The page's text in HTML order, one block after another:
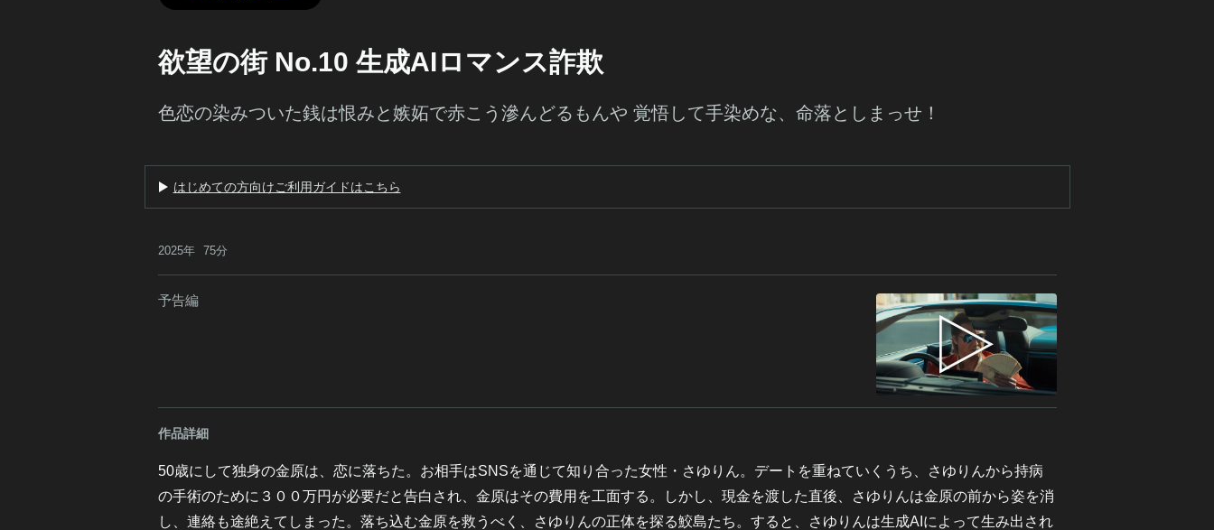
欲望の街 No.10 生成AIロマンス詐欺
色恋の染みついた銭は恨みと嫉妬で赤こう滲んどるもんや 覚悟して手染めな、命落としまっせ！
はじめての方向けご利用ガイドはこちら
2025年 75分
予告編
作品詳細
50歳にして独身の金原は、恋に落ちた。お相手はSNSを通じて知り合った女性・さゆりん。デートを重ねていくうち、さゆりんから持病
の手術のために３００万円が必要だと告白され、金原はその費用を工面する。しかし、現金を渡した直後、さゆりんは金原の前から姿を消
し、連絡も途絶えてしまった。落ち込む金原を救うべく、さゆりんの正体を探る鮫島たち。すると、さゆりんは生成AIによって生み出され